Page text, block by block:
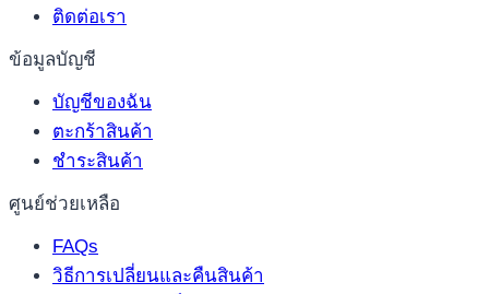
ติดต่อเรา
ข้อมูลบัญชี
บัญชีของฉัน
ตะกร้าสินค้า
ชำระสินค้า
ศูนย์ช่วยเหลือ
FAQs
วิธีการเปลี่ยนและคืนสินค้า